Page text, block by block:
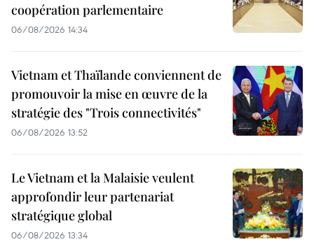
coopération parlementaire
06/08/2026 14:34
Vietnam et Thaïlande conviennent de
promouvoir la mise en œuvre de la
stratégie des "Trois connectivités"
06/08/2026 13:52
Le Vietnam et la Malaisie veulent
approfondir leur partenariat
stratégique global
06/08/2026 13:34